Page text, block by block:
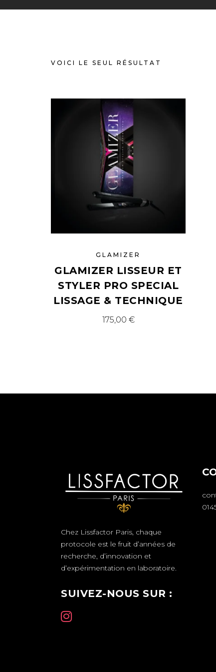
VOICI LE SEUL RÉSULTAT
GLAMIZER
GLAMIZER LISSEUR ET
STYLER PRO SPECIAL
LISSAGE & TECHNIQUE
175,00 €
Chez Lissfactor Paris, chaque
protocole est le fruit d’années de
recherche, d’innovation et
d’expérimentation en laboratoire.
SUIVEZ-NOUS SUR :